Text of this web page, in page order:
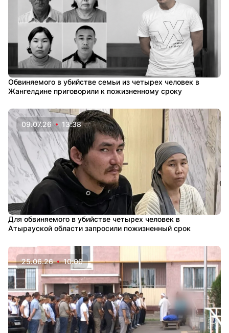
Обвиняемого в убийстве семьи из четырех человек в
Жангелдине приговорили к пожизненному сроку
09.07.26 13:38
Для обвиняемого в убийстве четырех человек в
Атырауской области запросили пожизненный срок
25.06.26 10:00